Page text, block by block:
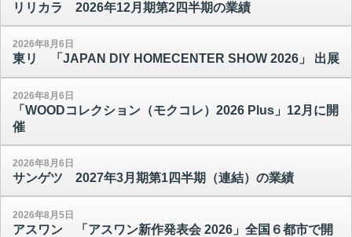
リリカラ 2026年12月期第2四半期の業績
2026年8月6日
東リ 「JAPAN DIY HOMECENTER SHOW 2026」 出展
2026年8月6日
「WOODコレクション（モクコレ）2026 Plus」12月に開
催
2026年8月6日
サンゲツ 2027年3月期第1四半期（連結）の業績
2026年8月5日
アスワン 「アスワン新作発表会 2026」全国６都市で開